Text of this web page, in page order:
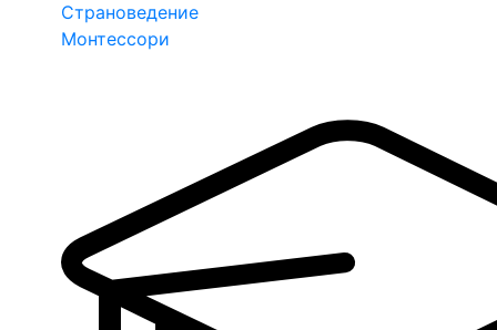
Страноведение
Монтессори